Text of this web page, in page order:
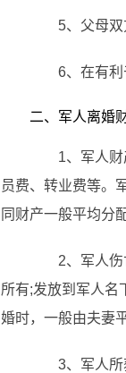
5、父母双方
6、在有利于
二、军人离婚财
1、军人财产
员费、转业费等。
同财产一般平均分配
2、军人伤亡
所有;发放到军人名
婚时，一般由夫妻
3、军人所获